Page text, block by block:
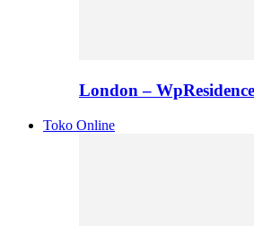
London – WpResidence
Toko Online